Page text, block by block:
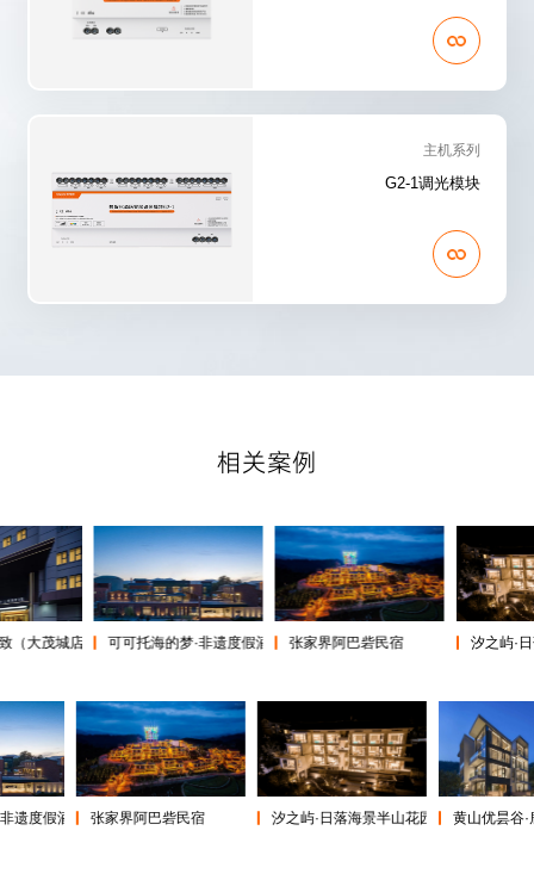
主机系列
G2-1调光模块
相关案例
大茂城店） 可可托海的梦·非遗度假酒店 张家界阿巴砦民宿 汐之屿·日
·非遗度假酒店 张家界阿巴砦民宿 汐之屿·日落海景半山花园Vila·设计师
黄山优昙